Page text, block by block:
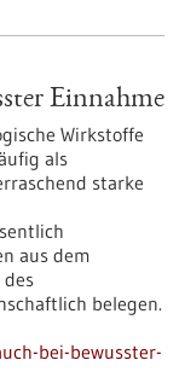
Einnahme
Wirkstoffe
als
starke
aus dem
belegen.
bei-bewusster-